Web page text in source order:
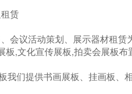
赁
会议活动策划、展示器材租
,文化宣传展板,拍卖会展板布
我们提供书画展板、挂画板、